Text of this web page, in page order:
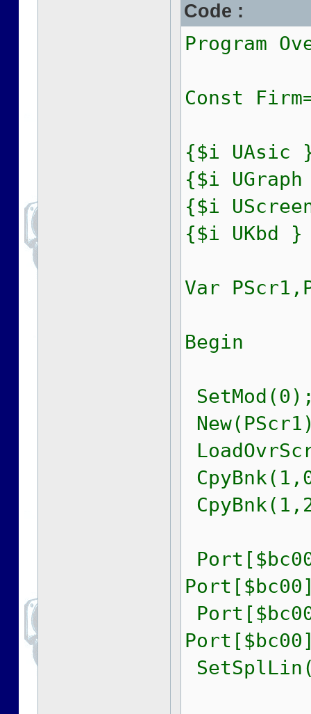
Code :
Program
Const
{$i UAsic
{$i
{$i
{$i UKbd }
Var
Begin